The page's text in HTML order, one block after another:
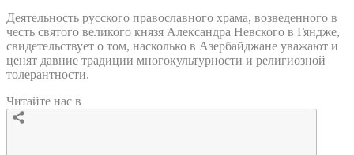
Деятельность русского православного храма, возведенного в
честь святого великого князя Александра Невского в Гяндже,
свидетельствует о том, насколько в Азербайджане уважают и
ценят давние традиции многокультурности и религиозной
толерантности.
Читайте нас в